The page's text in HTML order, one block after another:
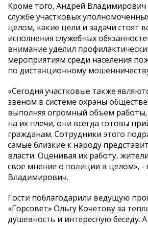
Кроме того, Андрей Владимирович
службе участковых
целом, какие цели и задачи стоят
исполнения служебных
внимание уделил
мероприятиям среди населения
по дистанционному
«Сегодня участковые также
звеном в системе охраны
выполняя огромный объем
на их плечи, они всегда готовы
гражданам. Сотрудники этого
самые близкие к народу
власти. Оценивая их работу,
свое мнение о полиции в целом», -
Владимирович.
Гости поблагодарили ведущую
«Горсовет» Ольгу Кочетову за
душевность и интересную беседу.